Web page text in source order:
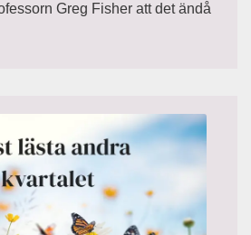
Greg Fisher att det ändå